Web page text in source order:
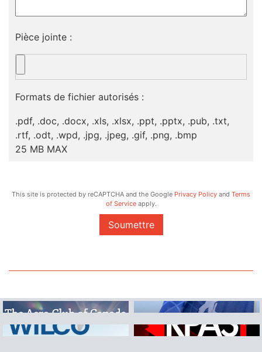
Pièce jointe :
Formats de fichier autorisés :
.pdf, .doc, .docx, .xls, .xlsx, .ppt, .pptx, .pub, .txt,
.rtf, .odt, .wpd, .jpg, .jpeg, .gif, .png, .bmp
25 MB MAX
This site is protected by reCAPTCHA and the Google Privacy Policy and Terms
of Serviceapply.
Soumettre